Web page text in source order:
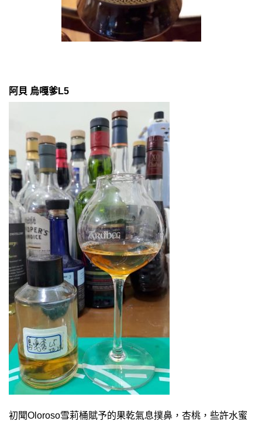
阿貝 烏嘎爹L5
初聞Oloroso雪莉桶賦予的果乾氣息撲鼻，杏桃，些許水蜜